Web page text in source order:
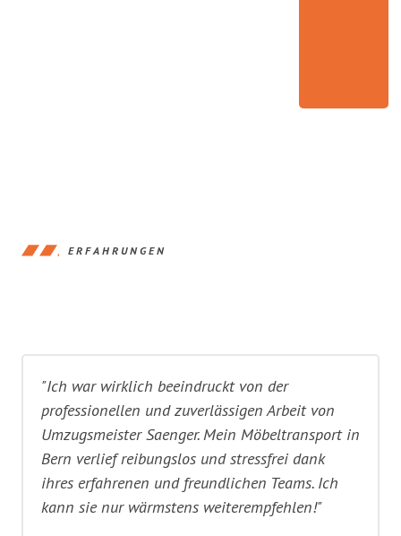
ERFAHRUNGEN
"Ich war wirklich beeindruckt von der
professionellen und zuverlässigen Arbeit von
Umzugsmeister Saenger. Mein Möbeltransport in
Bern verlief reibungslos und stressfrei dank
ihres erfahrenen und freundlichen Teams. Ich
kann sie nur wärmstens weiterempfehlen!"